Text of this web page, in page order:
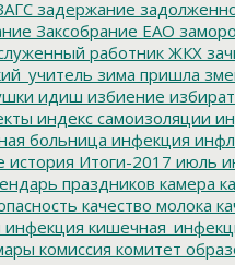
задержание
Заксобрание ЕАО
работник ЖКХ
зима пришла
идиш избиение
индекс самоизоляции
больница инфекция
история Итоги-2017 июль
праздников камера
качество молока
инфекция
комиссия комитет